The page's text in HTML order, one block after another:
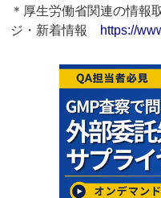
＊厚生労働省関連の情報
ジ・新着情報 https://